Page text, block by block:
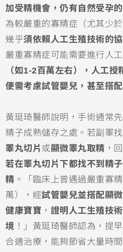
加受精機會，仍有自然受孕
為較嚴重的寡精症（尤其少
幾乎須依賴人工生殖技術的
嚴重寡精症可能需要進行人
（如1-2百萬左右），人工
便需考慮試管嬰兒，甚至搭
黃珽琦醫師說明，手術通常
精子成熟儲存之處。若副睪
睪丸切片 或顯微睪丸取精 ，
若在睪丸切片下都找不到精
精 。「臨床上曾遇過嚴重寡
萬），經試管嬰兒並搭配顯
健康寶寶 ， 證明人工生殖技
境 ！」黃珽琦醫師認為，提
合適治療，能夠節省大量時